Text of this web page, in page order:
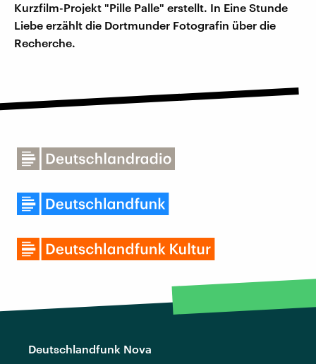
Kurzfilm-Projekt "Pille Palle" erstellt. In Eine Stunde
Liebe erzählt die Dortmunder Fotografin über die
Recherche.
Deutschlandfunk Nova